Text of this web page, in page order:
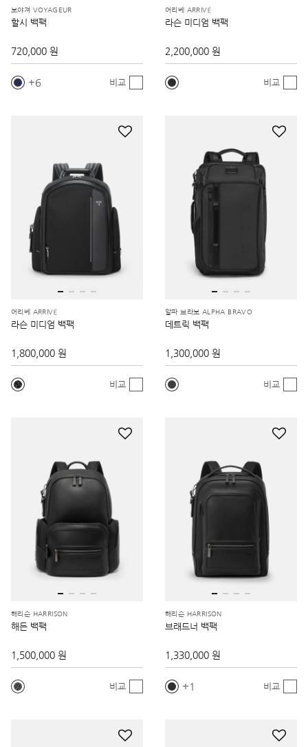
보야져 VOYAGEUR
할시 백팩
720,000 원
6 비교
어리베 ARRIVÉ
라슨 미디엄 백팩
2,200,000 원
비교
어리베 ARRIVÉ
라슨 미디엄 백팩
1,800,000 원
비교
알파 브라보 ALPHA BRAVO
데트릭 백팩
1,300,000 원
비교
해리슨 HARRISON
해든 백팩
1,500,000 원
비교
해리슨 HARRISON
브래드너 백팩
1,330,000 원
1 비교